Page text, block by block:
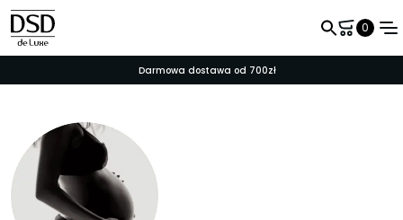
0
Nazwa użytkownika
Hasło